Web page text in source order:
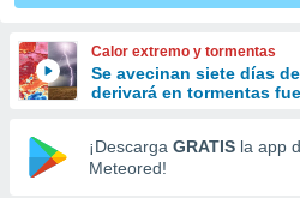
y
forma
digital
basada
Calor extremo y tormentas
Se avecinan siete días
derivará en tormentas
¡Descarga GRATIS la app
Meteored!